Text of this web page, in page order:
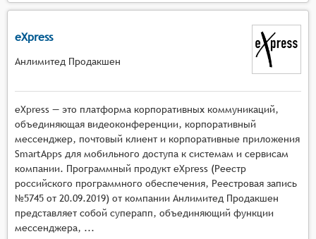
возможностью отслеживания изменений в
Гибкая организация общения с поддержкой
создания групповых чатов, каналов по
интересам, тематических обсуждений и
возможностью быстрого переключения между
различными потоками коммуникации,
Продвинутая система уведомлений с
настраиваемыми оповещениями о новых
сообщениях, упоминаниях и важных событиях,
возможностью приоритизации уведомлений и
управления их отображением.
eXpress
Анлимитед Продакшен
eXpress — это платформа корпоративных коммуникаций,
объединяющая видеоконференции, корпоративный
мессенджер, почтовый клиент и корпоративные приложения
SmartApps для мобильного доступа к системам и сервисам
компании. Программный продукт eXpress (Реестр
российского программного обеспечения, Реестровая запись
№5745 от 20.09.2019) от компании Анлимитед Продакшен
представляет собой суперапп, объединяющий функции
мессенджера, ...